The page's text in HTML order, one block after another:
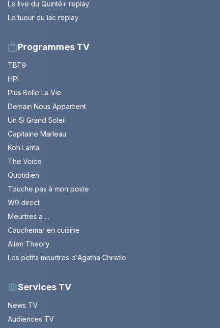
Le live du Quinté+ replay
Le tueur du lac replay
Programmes TV
TBT9
HPI
Plus Belle La Vie
Demain Nous Appartient
Un Si Grand Soleil
Capitaine Marleau
Koh Lanta
The Voice
Quotidien
Touche pas à mon poste
W9 direct
Meurtres a ...
Cauchemar en cuisine
Alien Theory
Les petits meurtres d'Agatha Christie
Services TV
News TV
Audiences TV